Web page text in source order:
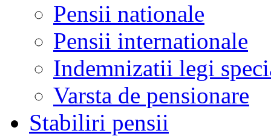
Pensii nationale
Pensii internationale
Indemnizatii legi
Varsta de pensionare
Stabiliri pensii